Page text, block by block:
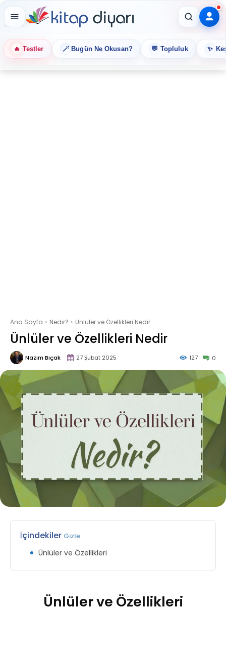
🔥 Testler 🪄 Bugün Ne Okusan? 💬 Topluluk ✨
Ana Sayfa Nedir? Ünlüler ve Özellikleri Nedir
Ünlüler ve Özellikleri Nedir
Nazım Bıçak 27 Şubat 2025 0
127
İçindekiler Gizle
Ünlüler ve Özellikleri
Ünlüler ve Özellikleri